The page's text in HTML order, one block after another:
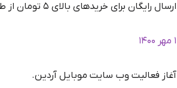
ارسال رایگان برای خریدهای بالای 5 تومان از طریق پست پیشتاز.
1 مهر 1400
آغاز فعالیت وب سایت موبایل آردین.